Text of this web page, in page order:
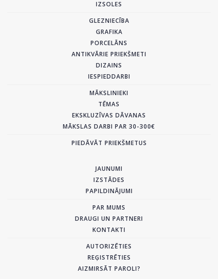
IZSOLES
GLEZNIECĪBA
GRAFIKA
PORCELĀNS
ANTIKVĀRIE PRIEKŠMETI
DIZAINS
IESPIEDDARBI
MĀKSLINIEKI
TĒMAS
EKSKLUZĪVAS DĀVANAS
MĀKSLAS DARBI PAR 30-300€
PIEDĀVĀT PRIEKŠMETUS
JAUNUMI
IZSTĀDES
PAPILDINĀJUMI
PAR MUMS
DRAUGI UN PARTNERI
KONTAKTI
AUTORIZĒTIES
REĢISTRĒTIES
AIZMIRSĀT PAROLI?